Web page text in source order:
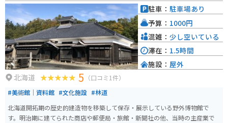
北海道 5 （口コミ1件）
#美術館｜資料館 #文化施設 #林道
北海道開拓期の歴史的建造物を移築して保存・展示している野外博物館で
す。明治期に建てられた商店や郵便局・旅館・新聞社の他、当時の主産業で
駐車： 駐車場あり
予算： 1000円
混雑： 少し空いている
滞在： 1.5時間
施設： 屋外